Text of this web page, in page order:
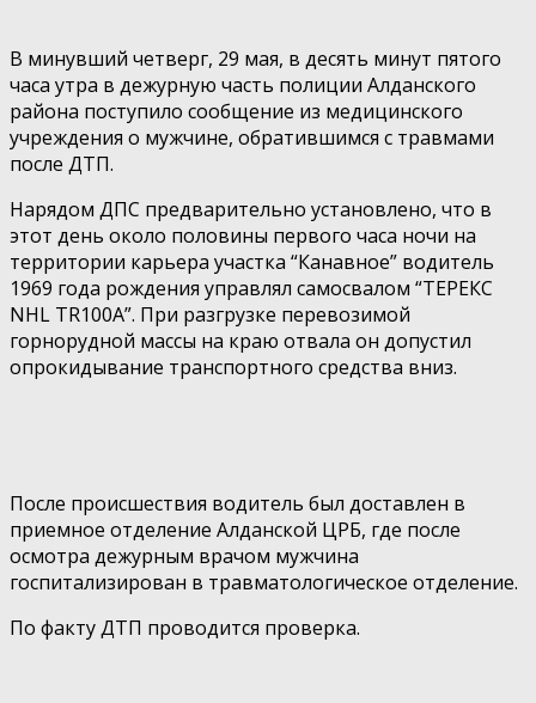
В минувший четверг, 29 мая, в десять минут пятого
часа утра в дежурную часть полиции Алданского
района поступило сообщение из медицинского
учреждения о мужчине, обратившимся с травмами
после ДТП.
Нарядом ДПС предварительно установлено, что в
этот день около половины первого часа ночи на
территории карьера участка “Канавное” водитель
1969 года рождения управлял самосвалом “ТЕРЕКС
NHL TR100A”. При разгрузке перевозимой
горнорудной массы на краю отвала он допустил
опрокидывание транспортного средства вниз.
После происшествия водитель был доставлен в
приемное отделение Алданской ЦРБ, где после
осмотра дежурным врачом мужчина
госпитализирован в травматологическое отделение.
По факту ДТП проводится проверка.